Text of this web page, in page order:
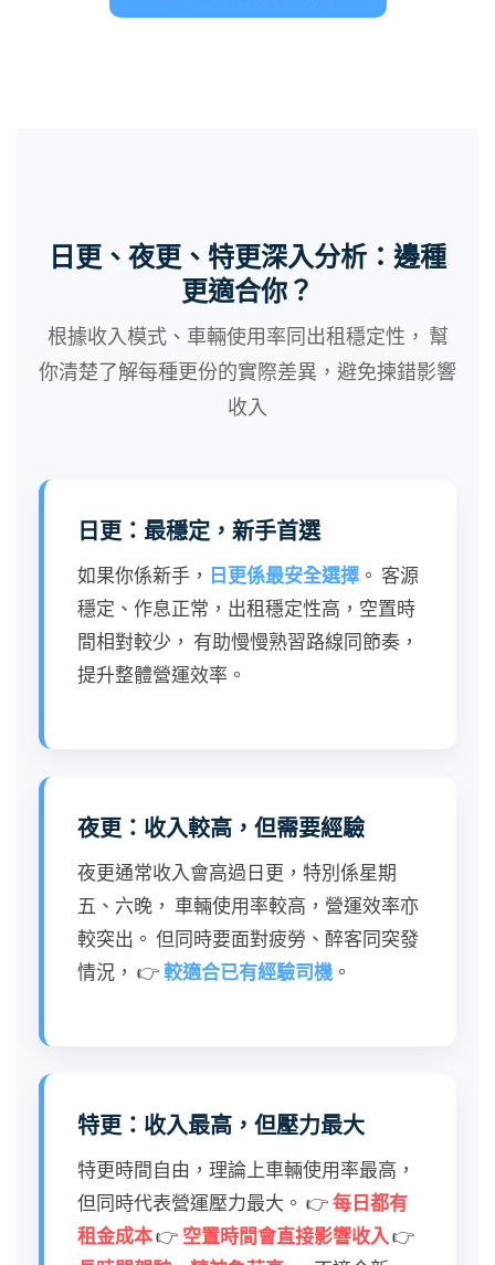
日更、夜更、特更深入分析：邊種
更適合你？
根據收入模式、車輛使用率同出租穩定性， 幫
你清楚了解每種更份的實際差異，避免揀錯影響
收入
日更：最穩定，新手首選
如果你係新手， 日更係最安全選擇 。 客源
穩定、作息正常，出租穩定性高，空置時
間相對較少， 有助慢慢熟習路線同節奏，
提升整體營運效率。
夜更：收入較高，但需要經驗
夜更通常收入會高過日更，特別係星期
五、六晚， 車輛使用率較高，營運效率亦
較突出。 但同時要面對疲勞、醉客同突發
情況， 👉較適合已有經驗司機 。
特更：收入最高，但壓力最大
特更時間自由，理論上車輛使用率最高，
但同時代表營運壓力最大。 👉每日都有
租金成本👉 空置時間會直接影響收入👉